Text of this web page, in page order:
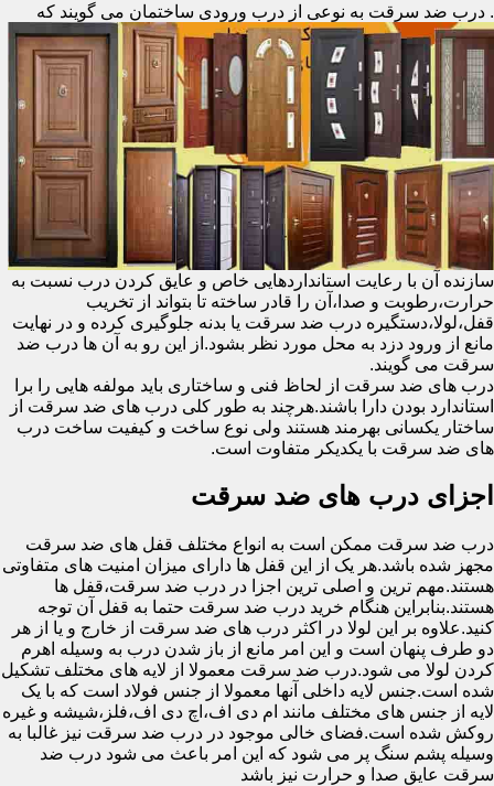
. درب ضد سرقت به نوعی از درب ورودی ساختمان می گویند که
سازنده آن با رعایت استانداردهایی خاص و عایق کردن درب نسبت به
حرارت،رطوبت و صدا،آن را قادر ساخته تا بتواند از تخریب
قفل،لولا،دستگیره درب ضد سرقت یا بدنه جلوگیری کرده و در نهایت
مانع از ورود دزد به محل مورد نظر بشود.از این رو به آن ها درب ضد
سرقت می گویند.
درب های ضد سرقت از لحاظ فنی و ساختاری باید مولفه هایی را برا
استاندارد بودن دارا باشند.هرچند به طور کلی درب های ضد سرقت از
ساختار یکسانی بهرمند هستند ولی نوع ساخت و کیفیت ساخت درب
های ضد سرقت با یکدیکر متفاوت است.
اجزای درب های ضد سرقت
درب ضد سرقت ممکن است به انواع مختلف قفل های ضد سرقت
مجهز شده باشد.هر یک از این قفل ها دارای میزان امنیت های متفاوتی
هستند.مهم ترین و اصلی ترین اجزا در درب ضد سرقت،قفل ها
هستند.بنابراین هنگام خرید درب ضد سرقت حتما به قفل آن توجه
کنید.علاوه بر این لولا در اکثر درب های ضد سرقت از خارج و یا از هر
دو طرف پنهان است و این امر مانع از باز شدن درب به وسیله اهرم
کردن لولا می شود.درب ضد سرقت معمولا از لایه های مختلف تشکیل
شده است.جنس لایه داخلی آنها معمولا از جنس فولاد است که با یک
لایه از جنس های مختلف مانند ام دی اف،اچ دی اف،فلز،شیشه و غیره
روکش شده است.فضای خالی موجود در درب ضد سرقت نیز غالبا به
وسیله پشم سنگ پر می شود که این امر باعث می شود درب ضد
سرقت عایق صدا و حرارت نیز باشد